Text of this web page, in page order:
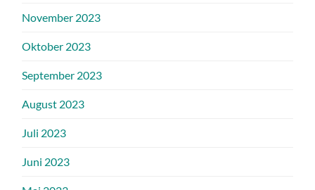
November 2023
Oktober 2023
September 2023
August 2023
Juli 2023
Juni 2023